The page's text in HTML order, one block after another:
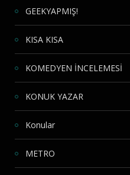
GEEKYAPMIŞ!
KISA KISA
KOMEDYEN İNCELEMESİ
KONUK YAZAR
Konular
METRO